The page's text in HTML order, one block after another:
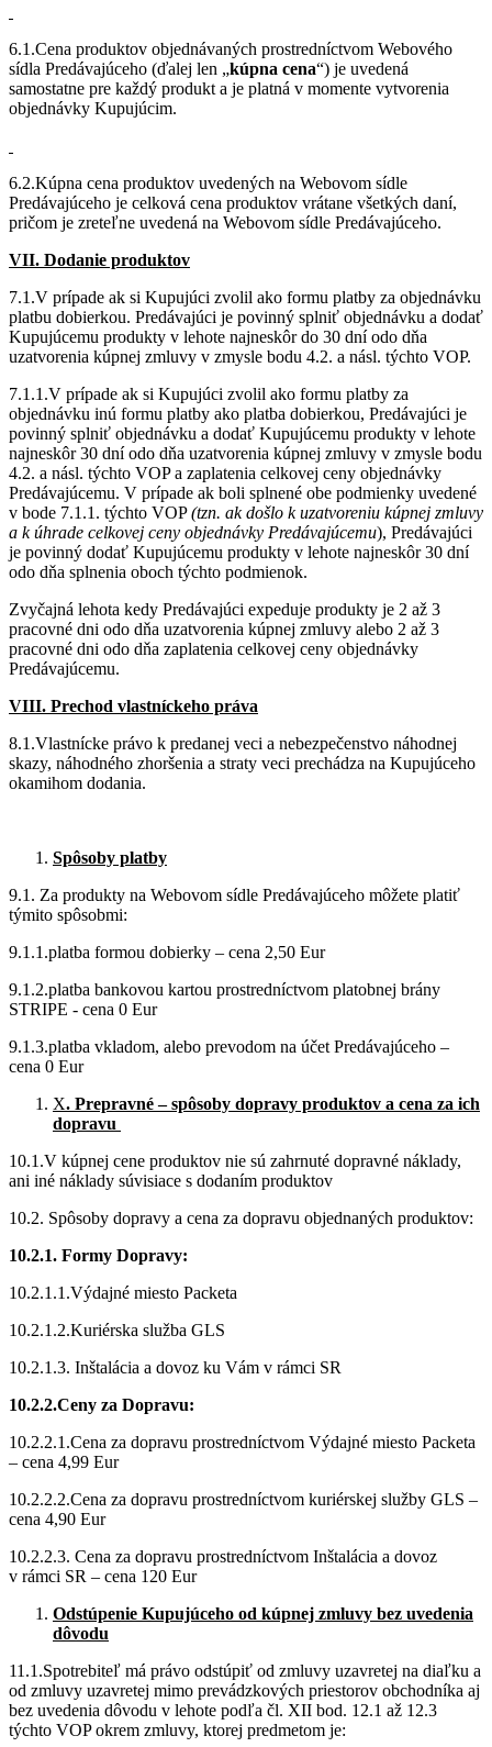
6.1.Cena produktov objednávaných prostredníctvom Webového
sídla Predávajúceho (ďalej len „kúpna cena“) je uvedená
samostatne pre každý produkt a je platná v momente vytvorenia
objednávky Kupujúcim.
6.2.Kúpna cena produktov uvedených na Webovom sídle
Predávajúceho je celková cena produktov vrátane všetkých daní,
pričom je zreteľne uvedená na Webovom sídle Predávajúceho.
VII. Dodanie produktov
7.1.V prípade ak si Kupujúci zvolil ako formu platby za objednávku
platbu dobierkou. Predávajúci je povinný splniť objednávku a dodať
Kupujúcemu produkty v lehote najneskôr do 30 dní odo dňa
uzatvorenia kúpnej zmluvy v zmysle bodu 4.2. a násl. týchto VOP.
7.1.1.V prípade ak si Kupujúci zvolil ako formu platby za
objednávku inú formu platby ako platba dobierkou, Predávajúci je
povinný splniť objednávku a dodať Kupujúcemu produkty v lehote
najneskôr 30 dní odo dňa uzatvorenia kúpnej zmluvy v zmysle bodu
4.2. a násl. týchto VOP a zaplatenia celkovej ceny objednávky
Predávajúcemu. V prípade ak boli splnené obe podmienky uvedené
v bode 7.1.1. týchto VOP(tzn. ak došlo k uzatvoreniu kúpnej zmluvy
a k úhrade celkovej ceny objednávky Predávajúcemu), Predávajúci
je povinný dodať Kupujúcemu produkty v lehote najneskôr 30 dní
odo dňa splnenia oboch týchto podmienok.
Zvyčajná lehota kedy Predávajúci expeduje produkty je 2 až 3
pracovné dni odo dňa uzatvorenia kúpnej zmluvy alebo 2 až 3
pracovné dni odo dňa zaplatenia celkovej ceny objednávky
Predávajúcemu.
VIII. Prechod vlastníckeho práva
8.1.Vlastnícke právo k predanej veci a nebezpečenstvo náhodnej
skazy, náhodného zhoršenia a straty veci prechádza na Kupujúceho
okamihom dodania.
Spôsoby platby
9.1. Za produkty na Webovom sídle Predávajúceho môžete platiť
týmito spôsobmi:
9.1.1.platba formou dobierky – cena 2,50 Eur
9.1.2.platba bankovou kartou prostredníctvom platobnej brány
STRIPE - cena 0 Eur
9.1.3.platba vkladom, alebo prevodom na účet Predávajúceho –
cena 0 Eur
X. Prepravné – spôsoby dopravy produktov a cena za ich
dopravu
10.1.V kúpnej cene produktov nie sú zahrnuté dopravné náklady,
ani iné náklady súvisiace s dodaním produktov
10.2. Spôsoby dopravy a cena za dopravu objednaných produktov:
10.2.1. Formy Dopravy:
10.2.1.1.Výdajné miesto Packeta
10.2.1.2.Kuriérska služba GLS
10.2.1.3. Inštalácia a dovoz ku Vám v rámci SR
10.2.2.Ceny za Dopravu:
10.2.2.1.Cena za dopravu prostredníctvom Výdajné miesto Packeta
– cena 4,99 Eur
10.2.2.2.Cena za dopravu prostredníctvom kuriérskej služby GLS –
cena 4,90 Eur
10.2.2.3. Cena za dopravu prostredníctvom Inštalácia a dovoz
v rámci SR – cena 120 Eur
Odstúpenie Kupujúceho od kúpnej zmluvy bez uvedenia
dôvodu
11.1.Spotrebiteľ má právo odstúpiť od zmluvy uzavretej na diaľku a
od zmluvy uzavretej mimo prevádzkových priestorov obchodníka aj
bez uvedenia dôvodu v lehote podľa čl. XII bod. 12.1 až 12.3
týchto VOP okrem zmluvy, ktorej predmetom je: